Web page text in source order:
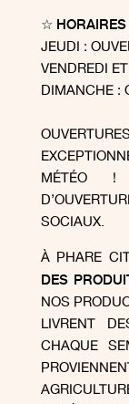
☆
JEUDI :
VENDREDI
DIMANCHE :
MÉTÉO !
SOCIAUX.
À PHARE
DES
NOS
LIVRENT
CHAQUE